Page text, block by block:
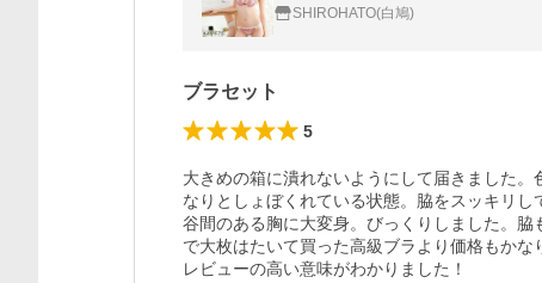
SHIROHATO(白鳩)
ブラセット
5
大きめの箱に潰れないようにして届きました
なりとしょぼくれている状態。脇をスッキリ
谷間のある胸に大変身。びっくりしました。
で大枚はたいて買った高級ブラより価格もかな
レビューの高い意味がわかりました！